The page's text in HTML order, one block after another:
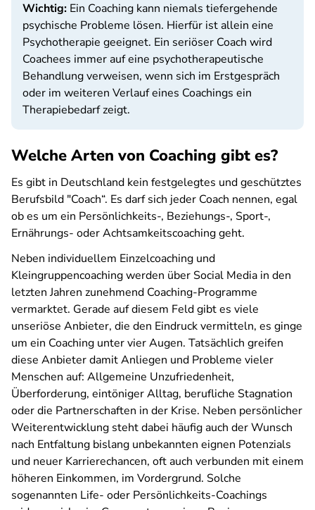
Wichtig: Ein Coaching kann niemals tiefergehende
psychische Probleme lösen. Hierfür ist allein eine
Psychotherapie geeignet. Ein seriöser Coach wird
Coachees immer auf eine psychotherapeutische
Behandlung verweisen, wenn sich im Erstgespräch
oder im weiteren Verlauf eines Coachings ein
Therapiebedarf zeigt.
Welche Arten von Coaching gibt es?
Es gibt in Deutschland kein festgelegtes und geschütztes
Berufsbild "Coach“. Es darf sich jeder Coach nennen, egal
ob es um ein Persönlichkeits-, Beziehungs-, Sport-,
Ernährungs- oder Achtsamkeitscoaching geht.
Neben individuellem Einzelcoaching und
Kleingruppencoaching werden über Social Media in den
letzten Jahren zunehmend Coaching-Programme
vermarktet. Gerade auf diesem Feld gibt es viele
unseriöse Anbieter, die den Eindruck vermitteln, es ginge
um ein Coaching unter vier Augen. Tatsächlich greifen
diese Anbieter damit Anliegen und Probleme vieler
Menschen auf: Allgemeine Unzufriedenheit,
Überforderung, eintöniger Alltag, berufliche Stagnation
oder die Partnerschaften in der Krise. Neben persönlicher
Weiterentwicklung steht dabei häufig auch der Wunsch
nach Entfaltung bislang unbekannten eignen Potenzials
und neuer Karrierechancen, oft auch verbunden mit einem
höheren Einkommen, im Vordergrund. Solche
sogenannten Life- oder Persönlichkeits-Coachings